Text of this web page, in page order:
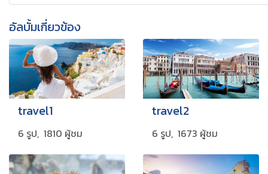
อัลบั้มเกี่ยวข้อง
travel1
6 รูป, 1810 ผู้ชม
travel2
6 รูป, 1673 ผู้ชม